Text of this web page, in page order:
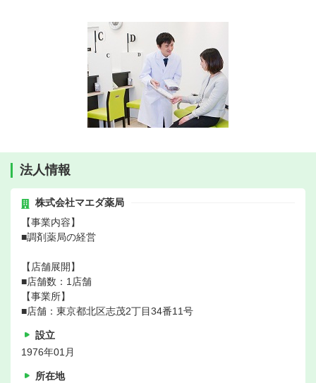
法人情報
株式会社マエダ薬局
【事業内容】
■調剤薬局の経営
【店舗展開】
■店舗数：1店舗
【事業所】
■店舗：東京都北区志茂2丁目34番11号
設立
1976年01月
所在地